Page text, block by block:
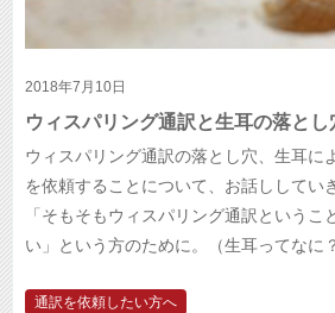
2018年7月10日
ウィスパリング通訳と生耳の落とし
ウィスパリング通訳の落とし穴、生耳に
を依頼することについて、お話ししてい
「そもそもウィスパリング通訳というこ
い」という方のために。（生耳ってなに
通訳を依頼したい方へ